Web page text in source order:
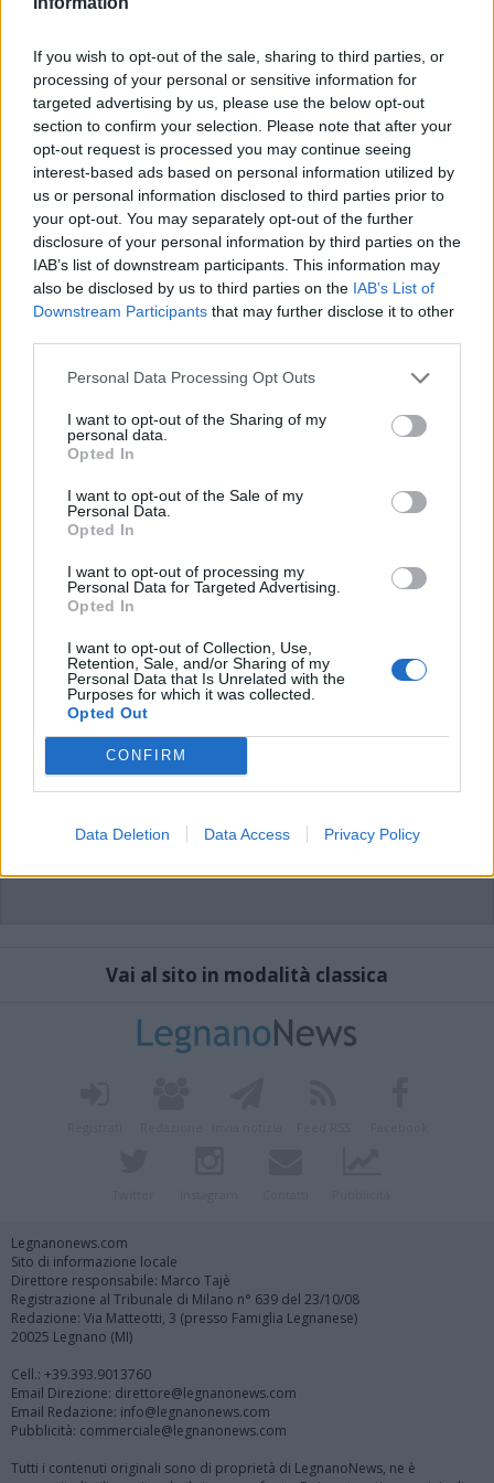
If you wish to opt-out of the sale, sharing to third parties, or
processing of your personal or sensitive information for
targeted advertising by us, please use the below opt-out
section to confirm your selection. Please note that after your
opt-out request is processed you may continue seeing
interest-based ads based on personal information utilized by
us or personal information disclosed to third parties prior to
your opt-out. You may separately opt-out of the further
disclosure of your personal information by third parties on the
IAB’s list of downstream participants. This information may
also be disclosed by us to third parties on the IAB’s List of
Downstream Participants that may further disclose it to other
Personal Data Processing Opt Outs
I want to opt-out of the Sharing of my
personal data.
Opted In
I want to opt-out of the Sale of my
Personal Data.
Opted In
I want to opt-out of processing my
Personal Data for Targeted Advertising.
Opted In
I want to opt-out of Collection, Use,
Retention, Sale, and/or Sharing of my
Personal Data that Is Unrelated with the
Purposes for which it was collected.
Opted Out
CONFIRM
Data Deletion Data Access Privacy Policy
Commenti
Accedioregistratiper commentare questo
commento esprime il pensiero dell'autore e non rappresenta la linea editoriale
di VareseNews.it, che rimane autonoma e indipendente. I messaggi inclusi nei
commenti non sono testi giornalistici, ma post inviati dai singoli lettori che
possono essere automaticamente pubblicati senza filtro preventivo. I commenti
che includano uno o più link a siti esterni verranno rimossi in automatico dal
Vai al sito in modalità classica
Legnanonews.com
Sito di informazione locale
Direttore responsabile: Marco Tajè
Registrazione al Tribunale di Milano n° 639 del 23/10/08
Redazione: Via Matteotti, 3 (presso Famiglia Legnanese)
20025 Legnano (MI)
Cell.: +39.393.9013760
Email Direzione: direttore@legnanonews.com
Email Redazione: info@legnanonews.com
Pubblicità: commerciale@legnanonews.com
Tutti i contenuti originali sono di proprietà di LegnanoNews, ne è